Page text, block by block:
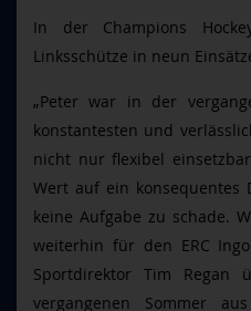
In der Champions
Linksschütze in neun
„Peter war in der
konstantesten und
nicht nur flexibel
Wert auf ein konsequentes
keine Aufgabe zu schade.
weiterhin für den ERC
Sportdirektor Tim
vergangenen Sommer